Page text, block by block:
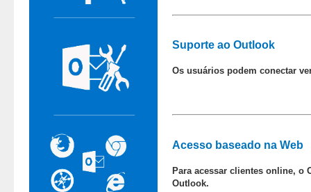
Suporte ao Outlook
Os usuários podem conectar
Acesso baseado na Web
Para acessar clientes online, o
Outlook.